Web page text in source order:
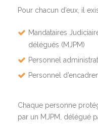
Pour chacun d’eux, il
Mandataires
délégués (MJPM)
Personnel
Personnel
Chaque personne
par un MJPM, délégué